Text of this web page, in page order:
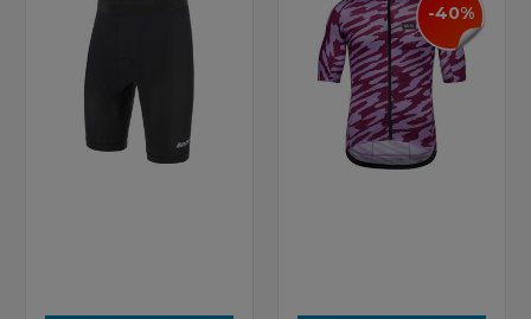
RÁDLO S VLOŽKOU -
-40%